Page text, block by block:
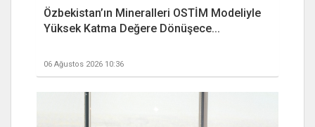
Özbekistan’ın Mineralleri OSTİM Modeliyle
Yüksek Katma Değere Dönüşece...
06 Ağustos 2026 10:36